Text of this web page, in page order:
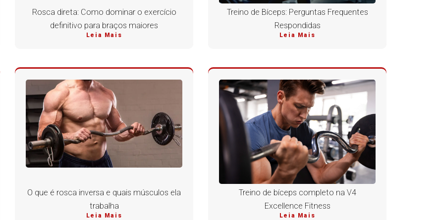
Rosca direta: Como dominar o exercício
definitivo para braços maiores
Leia Mais
Treino de Bíceps: Perguntas Frequentes
Respondidas
Leia Mais
O que é rosca inversa e quais músculos ela
trabalha
Leia Mais
Treino de bíceps completo na V4
Excellence Fitness
Leia Mais